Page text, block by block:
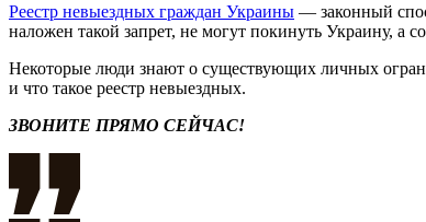
Реестр невыездных граждан Украины — законный
наложен такой запрет, не могут покинуть Украину, а
Некоторые люди знают о существующих личных
и что такое реестр невыездных.
ЗВОНИТЕ ПРЯМО СЕЙЧАС!